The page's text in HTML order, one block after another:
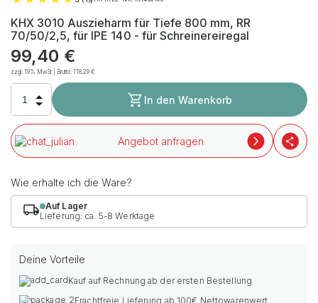
KHX 3010 Auszieharm für Tiefe 800 mm, RR
70/50/2,5, für IPE 140 - für Schreinereiregal
99,40 €
zzgl. 19% MwSt | Brutto:118,29€
In den Warenkorb
Angebot anfragen
Wie erhalte ich die Ware?
Auf Lager
Lieferung: ca. 5-8 Werktage
Deine Vorteile
Kauf auf Rechnung ab der ersten Bestellung
Frachtfreie Lieferung ab 100€ Nettowarenwert